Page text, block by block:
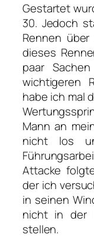
Gestartet
30. Jedoch
Rennen
dieses
paar
wichtigeren
habe ich mal
Mann an
nicht los
Attacke
der ich
in seinen
nicht in der
stellen.